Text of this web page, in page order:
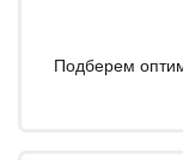
Подберем